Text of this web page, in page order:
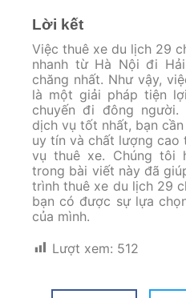
Lời kết
Việc thuê xe du lịch 29
nhanh từ Hà Nội đi
chăng nhất. Như vậy,
là một giải pháp tiện
chuyến đi đông
dịch vụ tốt nhất, bạn
uy tín và chất lượng
vụ thuê xe. Chúng tôi
trong bài viết này đã
trình thuê xe du lịch 29
bạn có được sự lựa
của mình.
Lượt xem: 512